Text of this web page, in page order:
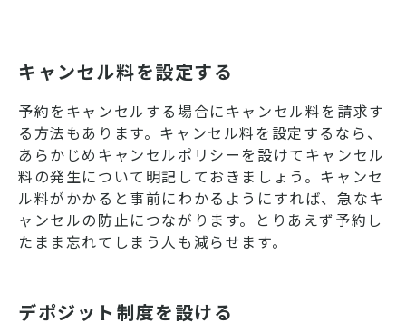
キャンセル料を設定する
予約をキャンセルする場合にキャンセル料を請求す
る方法もあります。キャンセル料を設定するなら、
あらかじめキャンセルポリシーを設けてキャンセル
料の発生について明記しておきましょう。キャンセ
ル料がかかると事前にわかるようにすれば、急なキ
ャンセルの防止につながります。とりあえず予約し
たまま忘れてしまう人も減らせます。
デポジット制度を設ける